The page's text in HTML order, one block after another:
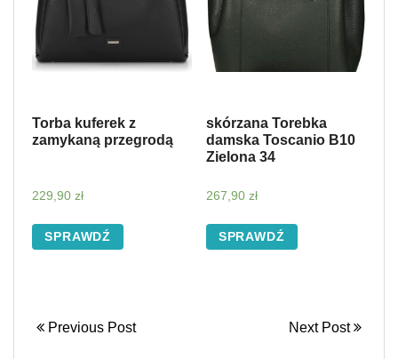
Torba kuferek z
zamykaną przegrodą
229,90 zł
SPRAWDŹ
skórzana Torebka
damska Toscanio B10
Zielona 34
267,90 zł
SPRAWDŹ
Previous Post Next Post